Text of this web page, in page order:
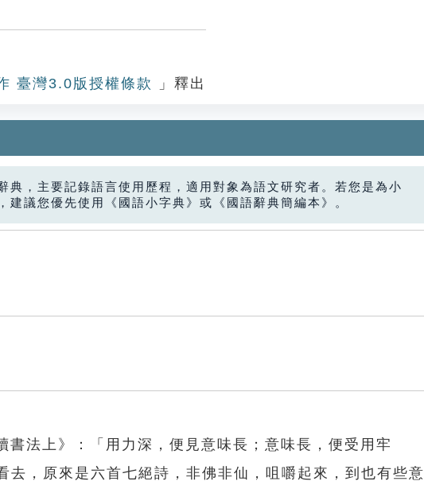
臺灣3.0版授權條款 」釋出
典，主要記錄語言使用歷程，適用對象為語文研究者。若您是為小
建議您優先使用《國語小字典》或《國語辭典簡編本》。
法上》：「用力深，便見意味長；意味長，便受用牢
去，原來是六首七絕詩，非佛非仙，咀嚼起來，到也有些意